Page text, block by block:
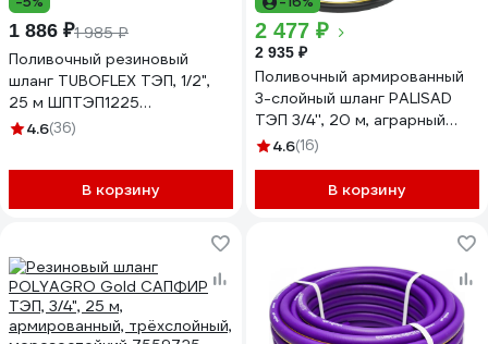
1 886 ₽1 985 ₽
Поливочный резиновый
шланг TUBOFLEX ТЭП, 1/2",
25 м ШПТЭП1225
4620759667802
4.6(36)
В корзину
2 477 ₽
2 935 ₽
Поливочный армированный
3-слойный шланг PALISAD
ТЭП 3/4'', 20 м, аграрный
67112
4.6(16)
В корзину